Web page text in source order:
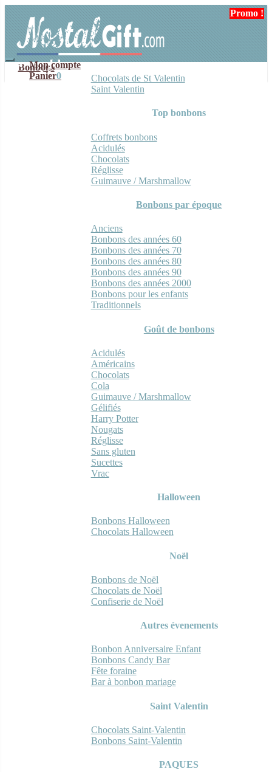
navigation
contenu
Mon compte
Panier0
Bonbons
Chocolats de St Valentin
Saint Valentin
Top bonbons
Coffrets bonbons
Acidulés
Chocolats
Réglisse
Guimauve / Marshmallow
Bonbons par époque
Anciens
Bonbons des années 60
Bonbons des années 70
Bonbons des années 80
Bonbons des années 90
Bonbons des années 2000
Bonbons pour les enfants
Traditionnels
Goût de bonbons
Acidulés
Américains
Chocolats
Cola
Guimauve / Marshmallow
Gélifiés
Harry Potter
Nougats
Réglisse
Sans gluten
Sucettes
Vrac
Halloween
Bonbons Halloween
Chocolats Halloween
Noël
Bonbons de Noël
Chocolats de Noël
Confiserie de Noël
Autres évenements
Bonbon Anniversaire Enfant
Bonbons Candy Bar
Fête foraine
Bar à bonbon mariage
Saint Valentin
Chocolats Saint-Valentin
Bonbons Saint-Valentin
PAQUES
Promo !
Promo !